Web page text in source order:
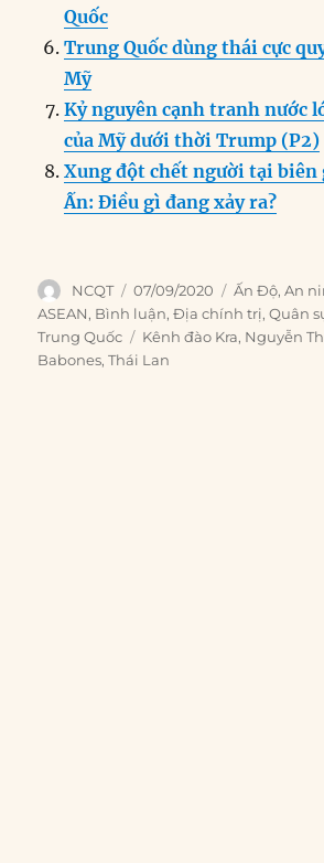
Quốc
Trung Quốc dùng thái cực
Mỹ
Kỷ nguyên cạnh tranh nước
của Mỹ dưới thời Trump (P2)
Xung đột chết người tại
Ấn: Điều gì đang xảy ra?
Author
NCQT
Posted
on
07/09/2020 Categories
Ấn Độ,An
ASEAN, Bình luận,Địa chính trị,Quân
Trung Quốc
Tags
Kênh đào Kra, Nguyễn
Babones,Thái Lan